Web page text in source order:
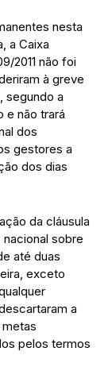
nesta
a Caixa
2011 não foi
à greve
segundo a
e não trará
dos
gestores a
dos dias
da cláusula
sobre
até duas
exceto
a
pelos termos